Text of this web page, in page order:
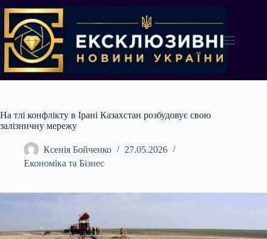
до
вмісту
На тлі конфлікту в Ірані Казахстан розбудовує свою
залізничну мережу
Ксенія Бойченко
27.05.2026
Економіка та Бізнес